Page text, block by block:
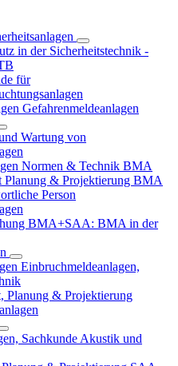
in der Sicherheitstechnik -
für
Gefahrenmeldeanlagen
Wartung von
Normen & Technik BMA
& Projektierung BMA
Person
BMA+SAA: BMA in der
Einbruchmeldeanlagen,
Planung & Projektierung
Sachkunde Akustik und